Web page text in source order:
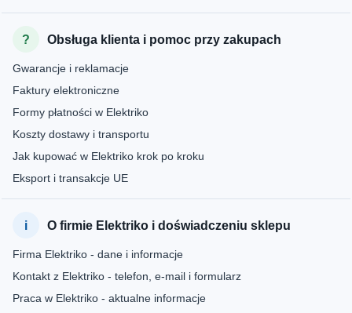
Obsługa klienta i pomoc przy zakupach
Gwarancje i reklamacje
Faktury elektroniczne
Formy płatności w Elektriko
Koszty dostawy i transportu
Jak kupować w Elektriko krok po kroku
Eksport i transakcje UE
O firmie Elektriko i doświadczeniu sklepu
Firma Elektriko - dane i informacje
Kontakt z Elektriko - telefon, e-mail i formularz
Praca w Elektriko - aktualne informacje